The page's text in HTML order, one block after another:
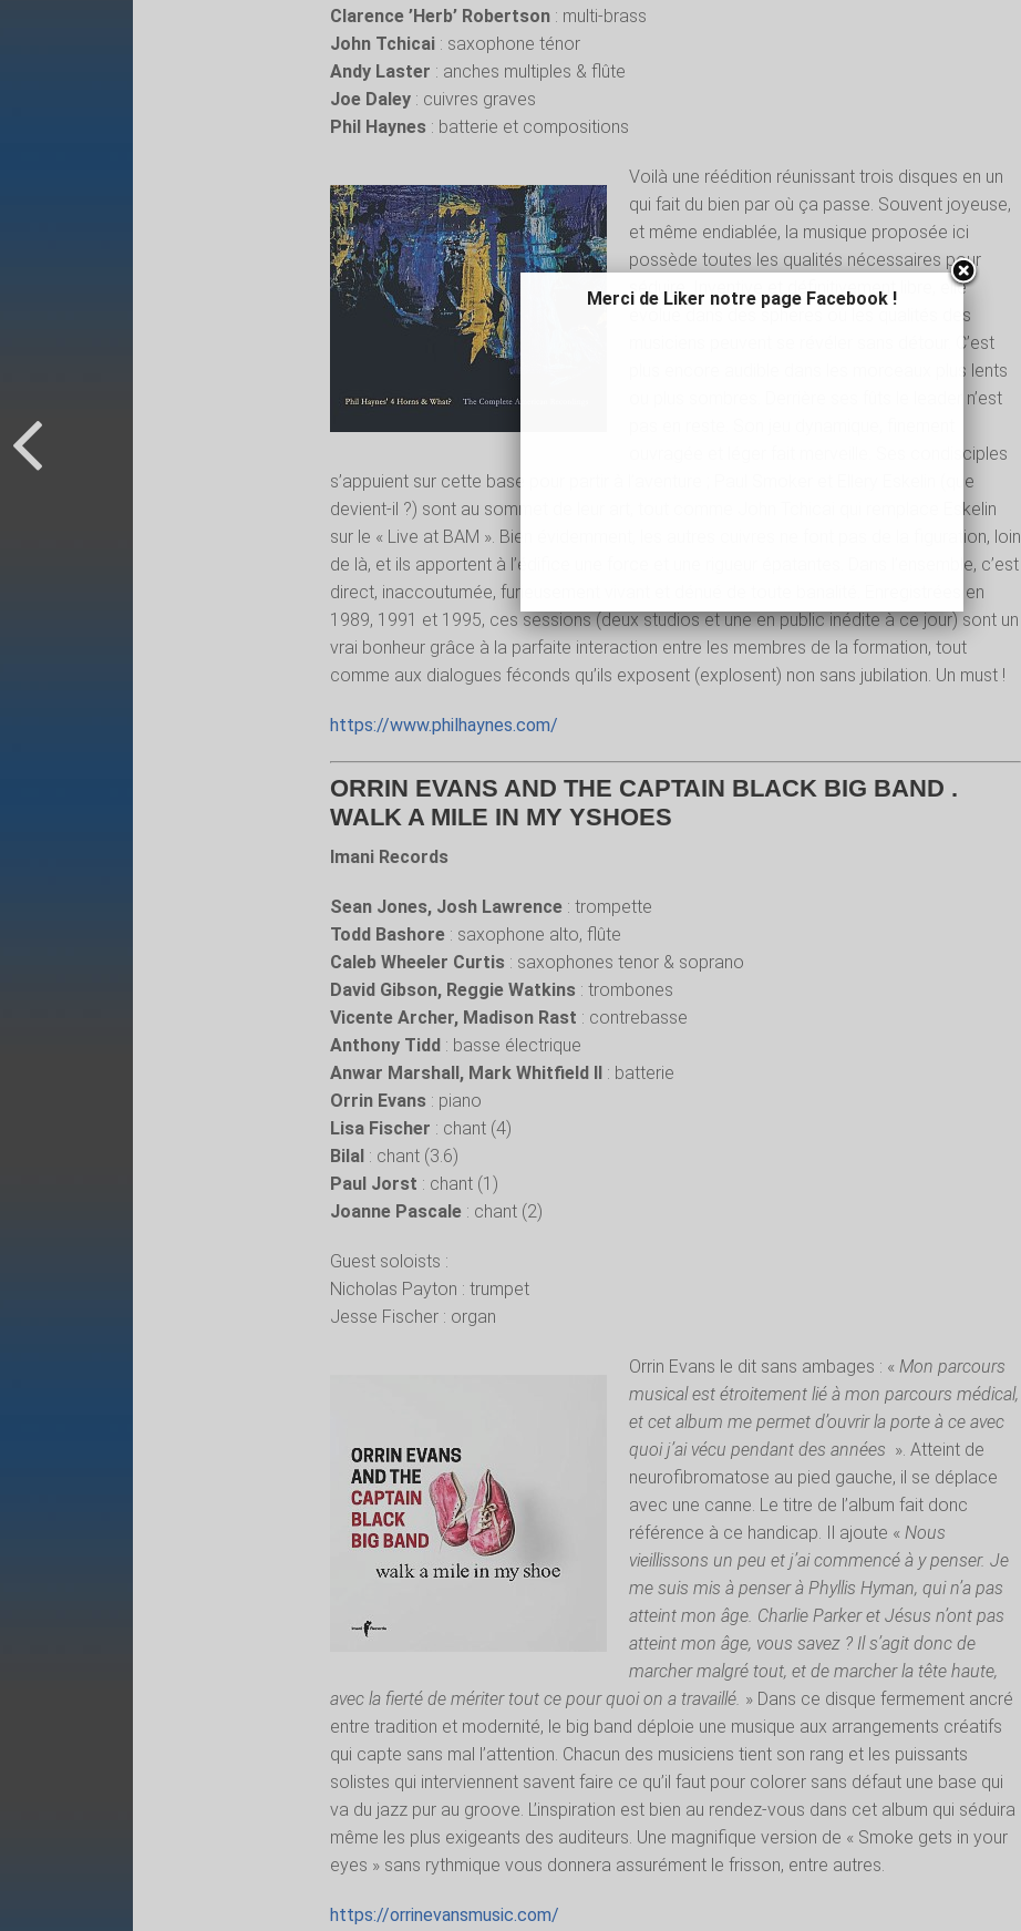
Clarence ’Herb’ Robertson : multi-brass
John Tchicai : saxophone ténor
Andy Laster : anches multiples & flûte
Joe Daley : cuivres graves
Phil Haynes : batterie et compositions
Voilà une réédition réunissant trois disques en un
qui fait du bien par où ça passe. Souvent joyeuse,
et même endiablée, la musique proposée ici
possède toutes les qualités nécessaires pour
séduire. Inventive et définitivement libre, elle
évolue dans des sphères où les qualités des
musiciens peuvent se révéler sans détour. C’est
plus encore audible dans les morceaux plus lents
ou plus sombres. Derrière ses fûts le leader n’est
ouvragée et léger fait merveille. Ses condisciples
s’appuient sur cette base pour partir à l’aventure ; Paul Smoker et Ellery Eskelin (que
devient-il ?) sont au sommet de leur art, tout comme John Tchicai qui remplace Eskelin
sur le « Live at BAM ». Bien évidemment, les autres cuivres ne font pas de la figuration, loin
de là, et ils apportent à l’édifice une force et une rigueur épatantes. Dans l’ensemble, c’est
direct, inaccoutumée, furieusement vivant et dénué de toute banalité. Enregistrées en
1989, 1991 et 1995, ces sessions (deux studios et une en public inédite à ce jour) sont un
vrai bonheur grâce à la parfaite interaction entre les membres de la formation, tout
comme aux dialogues féconds qu’ils exposent (explosent) non sans jubilation. Un must !
https://www.philhaynes.com/
ORRIN EVANS AND THE CAPTAIN BLACK BIG BAND .
WALK A MILE IN MY YSHOES
Imani Records
Sean Jones, Josh Lawrence : trompette
Todd Bashore : saxophone alto, flûte
Caleb Wheeler Curtis : saxophones tenor & soprano
David Gibson, Reggie Watkins : trombones
Vicente Archer, Madison Rast : contrebasse
Anthony Tidd : basse électrique
Anwar Marshall, Mark Whitfield II : batterie
Orrin Evans : piano
Lisa Fischer : chant (4)
Bilal : chant (3.6)
Paul Jorst : chant (1)
Joanne Pascale : chant (2)
Guest soloists :
Nicholas Payton : trumpet
Jesse Fischer : organ
Orrin Evans le dit sans ambages : « Mon parcours
musical est étroitement lié à mon parcours médical,
et cet album me permet d’ouvrir la porte à ce avec
quoi j’ai vécu pendant des années ». Atteint de
neurofibromatose au pied gauche, il se déplace
avec une canne. Le titre de l’album fait donc
référence à ce handicap. Il ajoute « Nous
vieillissons un peu et j’ai commencé à y penser. Je
me suis mis à penser à Phyllis Hyman, qui n’a pas
atteint mon âge. Charlie Parker et Jésus n’ont pas
atteint mon âge, vous savez ? Il s’agit donc de
marcher malgré tout, et de marcher la tête haute,
avec la fierté de mériter tout ce pour quoi on a travaillé. » Dans ce disque fermement ancré
entre tradition et modernité, le big band déploie une musique aux arrangements créatifs
qui capte sans mal l’attention. Chacun des musiciens tient son rang et les puissants
solistes qui interviennent savent faire ce qu’il faut pour colorer sans défaut une base qui
va du jazz pur au groove. L’inspiration est bien au rendez-vous dans cet album qui séduira
même les plus exigeants des auditeurs. Une magnifique version de « Smoke gets in your
eyes » sans rythmique vous donnera assurément le frisson, entre autres.
https://orrinevansmusic.com/
Merci de Liker notre page Facebook !